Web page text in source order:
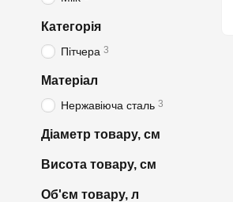
Категорія
Пітчера 3
Матеріал
Нержавіюча сталь 3
Діаметр товару, см
Висота товару, см
Об'єм товару, л